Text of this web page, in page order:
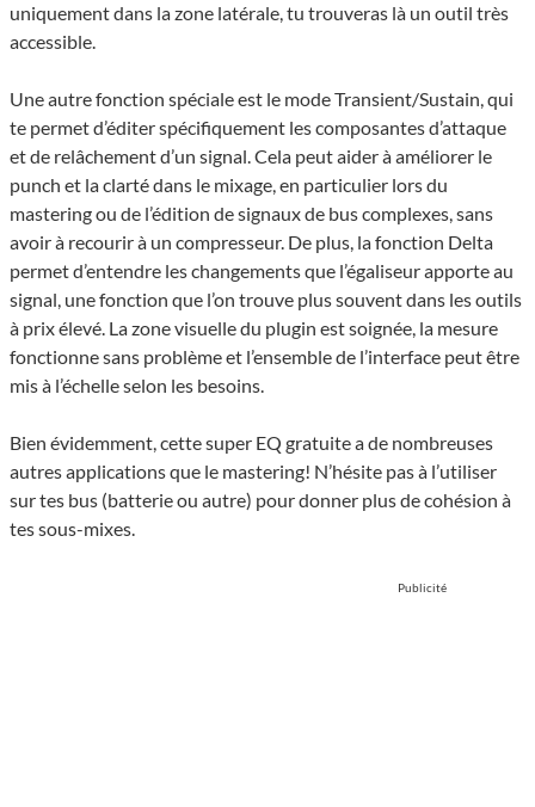
uniquement dans la zone latérale, tu trouveras là un outil très
accessible.
Une autre fonction spéciale est le mode Transient/Sustain, qui
te permet d’éditer spécifiquement les composantes d’attaque
et de relâchement d’un signal. Cela peut aider à améliorer le
punch et la clarté dans le mixage, en particulier lors du
mastering ou de l’édition de signaux de bus complexes, sans
avoir à recourir à un compresseur. De plus, la fonction Delta
permet d’entendre les changements que l’égaliseur apporte au
signal, une fonction que l’on trouve plus souvent dans les outils
à prix élevé. La zone visuelle du plugin est soignée, la mesure
fonctionne sans problème et l’ensemble de l’interface peut être
mis à l’échelle selon les besoins.
Bien évidemment, cette super EQ gratuite a de nombreuses
autres applications que le mastering! N’hésite pas à l’utiliser
sur tes bus (batterie ou autre) pour donner plus de cohésion à
tes sous-mixes.
Publicité